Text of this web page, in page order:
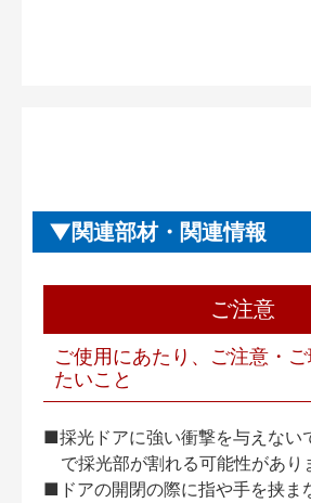
関連部材・関連情報
ご注意
ご使用にあたり、ご注意・
たいこと
■採光ドアに強い衝撃を与えない
で採光部が割れる可能性があり
■ドアの開閉の際に指や手を挟ま